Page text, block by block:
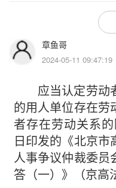
章鱼哥
2024-05-11 09:47:19
应当认定劳动者
的用人单位存在劳
者存在劳动关系
日印发的《北京市
人事争议仲裁委员
答（一）》（京高